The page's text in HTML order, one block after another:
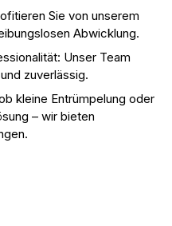
Sie von unserem
Abwicklung.
Unser Team
zuverlässig.
kleine Entrümpelung oder
– wir bieten